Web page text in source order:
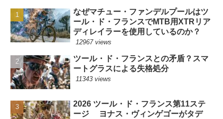
なぜマチュー・ファンデルプールはツ
ール・ド・フランスでMTB用XTRリア
ディレイラーを使用しているのか？
12967 views
ツール・ド・フランスとの矛盾？スマ
ートグラスによる失格処分
11343 views
2026 ツール・ド・フランス第11ステ
ージ ヨナス・ヴィンゲゴーがタデ